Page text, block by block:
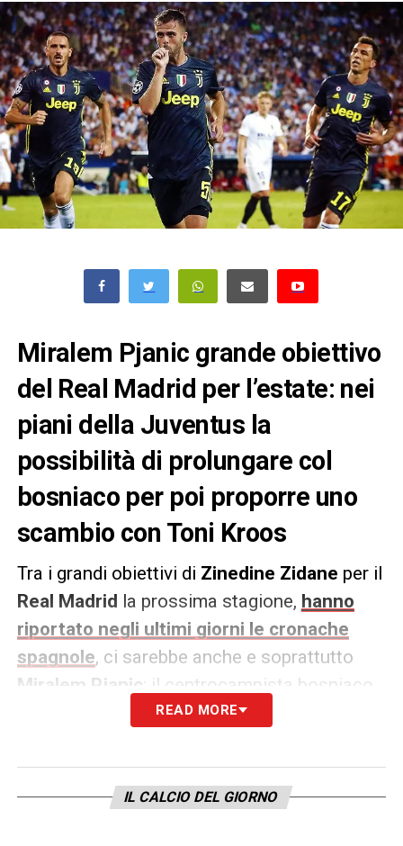
Miralem Pjanic grande obiettivo
del Real Madrid per l’estate: nei
piani della Juventus la
possibilità di prolungare col
bosniaco per poi proporre uno
scambio con Toni Kroos
Tra i grandi obiettivi di Zinedine Zidane per il
Real Madrid la prossima stagione, hanno
riportato negli ultimi giorni le cronache
spagnole, ci sarebbe anche e soprattutto
Miralem Pjanic
: il centrocampista bosniaco,
fino a qualche mese fa perno praticamente
Massimiliano Allegri, è uno dei giocatori di
cui laJuventusattualmente starebbe
READ MORE
IL CALCIO DEL GIORNO